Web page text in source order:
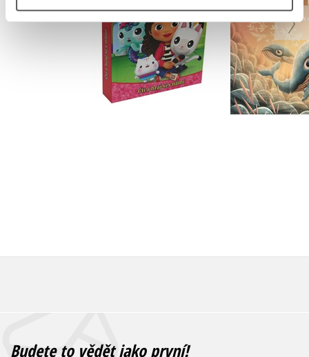
Kolektiv Adrián
Do
Budete to vědět jako první!